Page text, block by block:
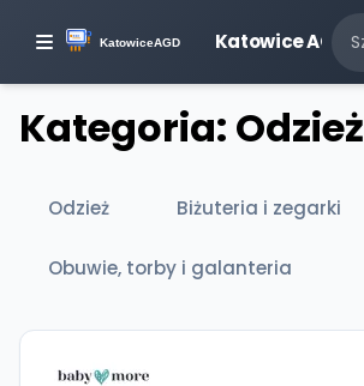
Katowice AGD
Kategoria: Odzież
Odzież Biżuteria i zegarki
Obuwie, torby i galanteria